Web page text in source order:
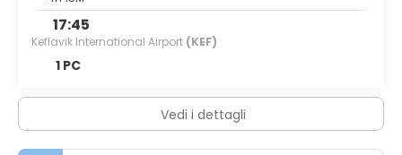
17:45
Keflavik International Airport (KEF)
1 PC
Vedi i dettagli